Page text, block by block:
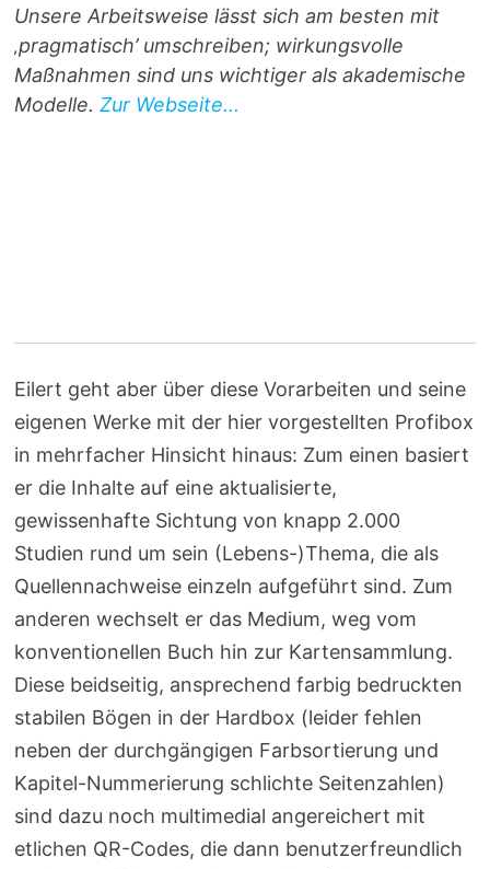
Unsere Arbeitsweise lässt sich am besten mit
‚pragmatisch’ umschreiben; wirkungsvolle
Maßnahmen sind uns wichtiger als akademische
Modelle.Zur Webseite...
Eilert geht aber über diese Vorarbeiten und seine
eigenen Werke mit der hier vorgestellten Profibox
in mehrfacher Hinsicht hinaus: Zum einen basiert
er die Inhalte auf eine aktualisierte,
gewissenhafte Sichtung von knapp 2.000
Studien rund um sein (Lebens-)Thema, die als
Quellennachweise einzeln aufgeführt sind. Zum
anderen wechselt er das Medium, weg vom
konventionellen Buch hin zur Kartensammlung.
Diese beidseitig, ansprechend farbig bedruckten
stabilen Bögen in der Hardbox (leider fehlen
neben der durchgängigen Farbsortierung und
Kapitel-Nummerierung schlichte Seitenzahlen)
sind dazu noch multimedial angereichert mit
etlichen QR-Codes, die dann benutzerfreundlich